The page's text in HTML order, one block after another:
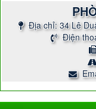
Địa chỉ: 34 Lê
Điện